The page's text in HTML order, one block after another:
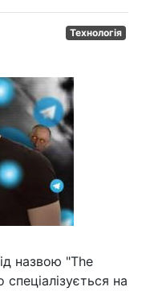
Технологія
назвою "The
на